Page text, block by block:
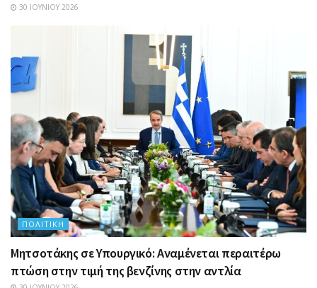
30 ΙΟΥΝΊΟΥ 2026
ΠΟΛΙΤΙΚΉ
Μητσοτάκης σε Υπουργικό: Αναμένεται περαιτέρω
πτώση στην τιμή της βενζίνης στην αντλία